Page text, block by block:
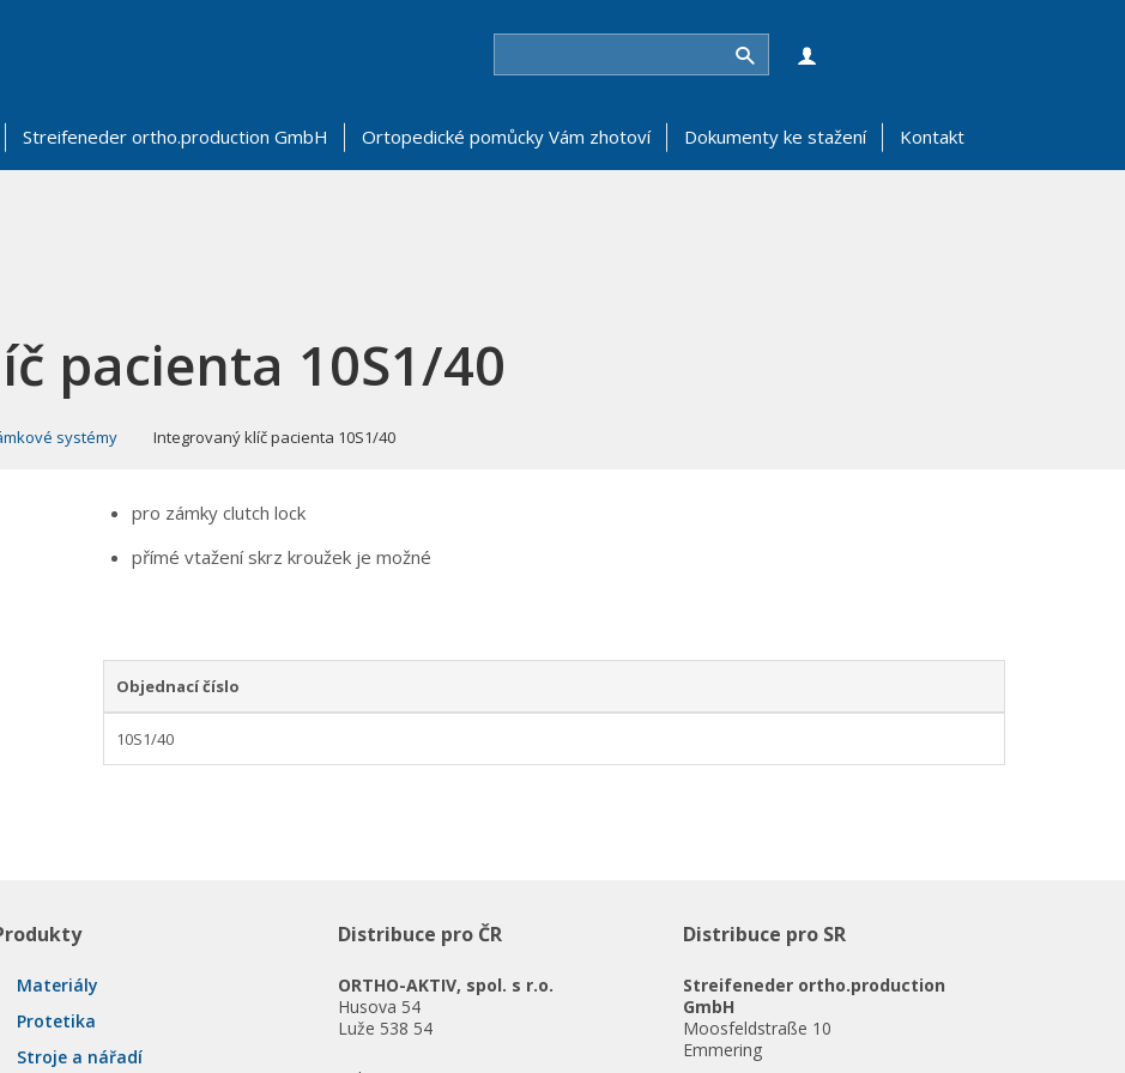
Hledat
Streifeneder ortho.production GmbH Ortopedické pomůcky Vám zhotoví Dokumenty ke stažení Kontakt
pacienta 10S1/40
systémy Integrovaný klíč pacienta 10S1/40
pro zámky clutch lock
přímé vtažení skrz kroužek je možné
Objednací číslo
10S1/40
Materiály
Protetika
Stroje a nářadí
Distribuce pro ČR
ORTHO-AKTIV, spol. s r.o.
Husova 54
Luže 538 54
Distribuce pro SR
Streifeneder ortho.production
GmbH
Moosfeldstraße 10
Emmering